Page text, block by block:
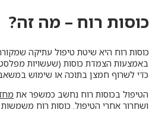
כוסות רוח – מה זה?
כוסות רוח היא שיטת טיפול עתיקה
באמצעות הצמדת כוסות (שעשויות
כדי לשרוף חמצן בתוכה או שימוש
הטיפול בכוסות רוח נחשב כמשפר את
ושחרור אחרי הטיפול. כוסות רוח